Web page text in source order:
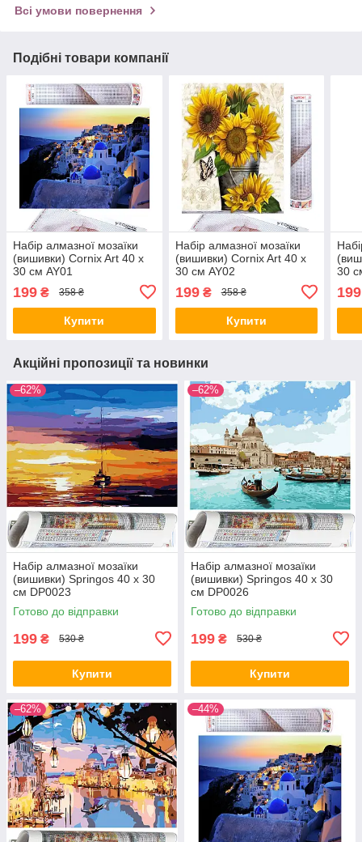
Всі умови повернення
Подібні товари компанії
Набір алмазної мозаїки
(вишивки) Cornix Art 40 x
30 см AY01
199 ₴ 358 ₴
Купити
Набір алмазної мозаїки
(вишивки) Cornix Art 40 x
30 см AY02
199₴ 358 ₴
Купити
30
199
Акційні пропозиції та новинки
–62%
Набір алмазної мозаїки
(вишивки) Springos 40 x 30
см DP0023
Готово до відправки
199 ₴ 530 ₴
Купити
–62%
Набір алмазної мозаїки
(вишивки) Springos 40 x 30
см DP0026
Готово до відправки
199 ₴ 530 ₴
Купити
–62% –44%